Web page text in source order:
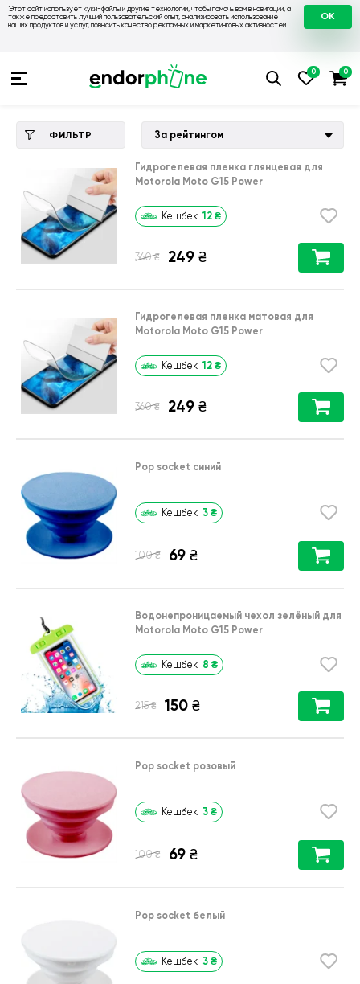
Этот сайт использует куки-файлы и другие технологии, чтобы помочь вам в навигации, а
также предоставить лучший пользовательский опыт, анализировать использование
наших продуктов и услуг, повысить качество рекламных и маркетинговых активностей.
OK
💙 Чехлы на Motorola 💛 Чехол для
ФИЛЬТР За рейтингом
Гидрогелевая пленка глянцевая для
Motorola Moto G15 Power
Кешбек 12 ₴
360 ₴ 249 ₴
Гидрогелевая пленка матовая для
Motorola Moto G15 Power
Кешбек 12 ₴
360 ₴ 249 ₴
Pop socket синий
Кешбек 3 ₴
100 ₴ 69 ₴
Водонепроницаемый чехол зелёный для
Motorola Moto G15 Power
Кешбек 8 ₴
215 ₴ 150 ₴
Pop socket розовый
Кешбек 3 ₴
100 ₴ 69 ₴
Pop socket белый
Кешбек 3 ₴